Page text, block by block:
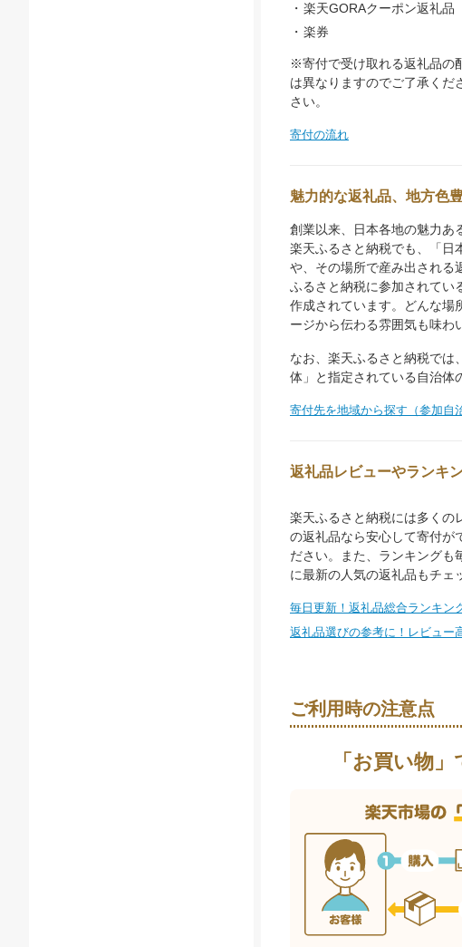
楽天GORAクーポン返礼品
楽券
※寄付で受け取れる返礼品の
は異なりますのでご了承くだ
さい。
寄付の流れ
魅力的な返礼品、地方色
創業以来、日本各地の魅力あ
楽天ふるさと納税でも、「日
や、その場所で産み出される
ふるさと納税に参加されてい
作成されています。どんな場
ージから伝わる雰囲気も味わ
なお、楽天ふるさと納税では
体」と指定されている自治体
寄付先を地域から探す（参加自
返礼品レビューやランキ
楽天ふるさと納税には多くの
の返礼品なら安心して寄付が
ださい。また、ランキングも
に最新の人気の返礼品もチェ
毎日更新！返礼品総合ランキン
返礼品選びの参考に！レビュー
ご利用時の注意点
「お買い物」